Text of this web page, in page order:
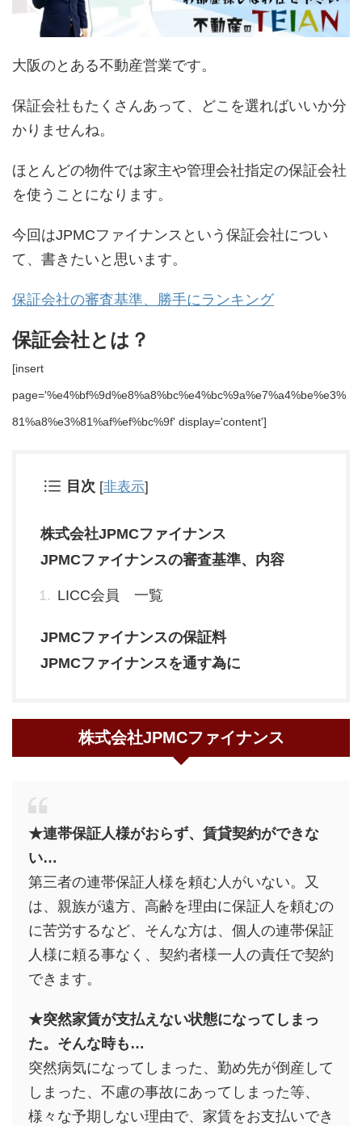
大阪のとある不動産営業です。
保証会社もたくさんあって、どこを選ればいいか分
かりませんね。
ほとんどの物件では家主や管理会社指定の保証会社
を使うことになります。
今回はJPMCファイナンスという保証会社につい
て、書きたいと思います。
保証会社の審査基準、勝手にランキング
保証会社とは？
[insert
page='%e4%bf%9d%e8%a8%bc%e4%bc%9a%e7%a4%be%e3%
81%a8%e3%81%af%ef%bc%9f' display='content']
目次 [非表示]
株式会社JPMCファイナンス
JPMCファイナンスの審査基準、内容
LICC会員 一覧
JPMCファイナンスの保証料
JPMCファイナンスを通す為に
株式会社JPMCファイナンス
★連帯保証人様がおらず、賃貸契約ができな
い…
第三者の連帯保証人様を頼む人がいない。又
は、親族が遠方、高齢を理由に保証人を頼むの
に苦労するなど、そんな方は、個人の連帯保証
人様に頼る事なく、契約者様一人の責任で契約
できます。
★突然家賃が支払えない状態になってしまっ
た。そんな時も…
突然病気になってしまった、勤め先が倒産して
しまった、不慮の事故にあってしまった等、
様々な予期しない理由で、家賃をお支払いでき